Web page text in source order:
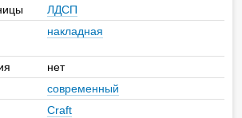
ЛДСП
накладная
нет
современный
Craft